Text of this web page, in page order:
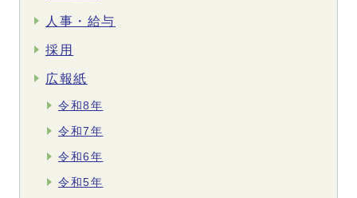
人事・給与
採用
広報紙
令和8年
令和7年
令和6年
令和5年